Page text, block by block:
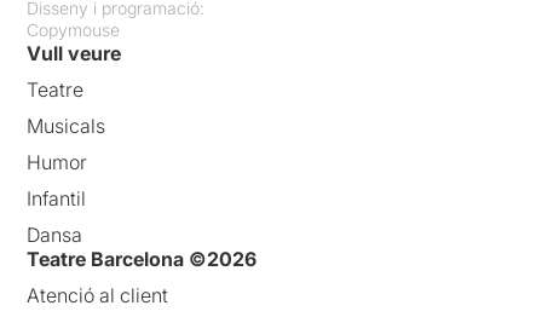
Disseny i programació:
Copymouse
Vull veure
Teatre
Musicals
Humor
Infantil
Dansa
Teatre Barcelona ©2026
Atenció al client